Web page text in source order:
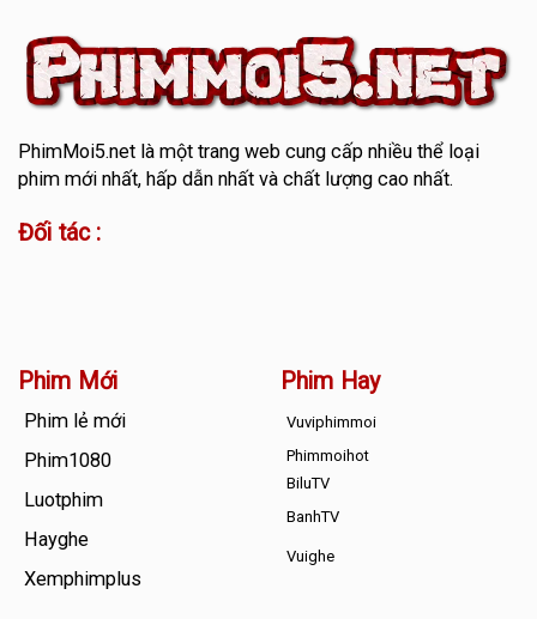
PhimMoi5.netlà một trang web cung cấp nhiều thể loại
phim mới nhất, hấp dẫn nhất và chất lượng cao nhất.
Đối tác :
Phim Mới
Phim lẻ mới
Phim1080
Luotphim
Hayghe
Xemphimplus
Phim Hay
Vuviphimmoi
Phimmoihot
BiluTV
BanhTV
Vuighe